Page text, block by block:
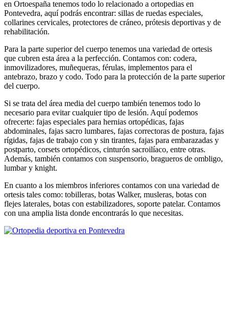
en Ortoespaña tenemos todo lo relacionado a ortopedias en
Pontevedra, aquí podrás encontrar: sillas de ruedas especiales,
collarines cervicales, protectores de cráneo, prótesis deportivas y de
rehabilitación.
Para la parte superior del cuerpo tenemos una variedad de ortesis
que cubren esta área a la perfección. Contamos con: codera,
inmovilizadores, muñequeras, férulas, implementos para el
antebrazo, brazo y codo. Todo para la protección de la parte superior
del cuerpo.
Si se trata del área media del cuerpo también tenemos todo lo
necesario para evitar cualquier tipo de lesión. Aquí podemos
ofrecerte: fajas especiales para hernias ortopédicas, fajas
abdominales, fajas sacro lumbares, fajas correctoras de postura, fajas
rígidas, fajas de trabajo con y sin tirantes, fajas para embarazadas y
postparto, corsets ortopédicos, cinturón sacroilíaco, entre otras.
Además, también contamos con suspensorio, bragueros de ombligo,
lumbar y knight.
En cuanto a los miembros inferiores contamos con una variedad de
ortesis tales como: tobilleras, botas Walker, musleras, botas con
flejes laterales, botas con estabilizadores, soporte patelar. Contamos
con una amplia lista donde encontrarás lo que necesitas.